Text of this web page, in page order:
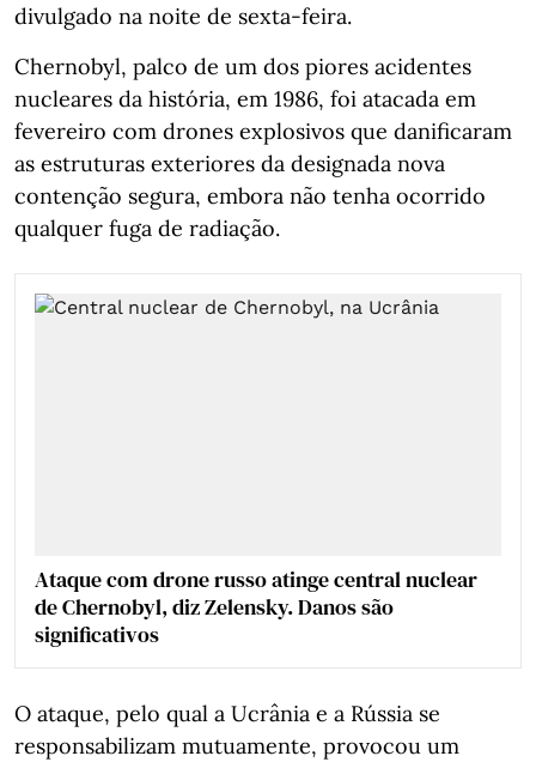
divulgado na noite de sexta-feira.
Chernobyl, palco de um dos piores acidentes
nucleares da história, em 1986, foi atacada em
fevereiro com drones explosivos que danificaram
as estruturas exteriores da designada nova
contenção segura, embora não tenha ocorrido
qualquer fuga de radiação.
Ataque com drone russo atinge central nuclear
de Chernobyl, diz Zelensky. Danos são
significativos
O ataque, pelo qual a Ucrânia e a Rússia se
responsabilizam mutuamente, provocou um